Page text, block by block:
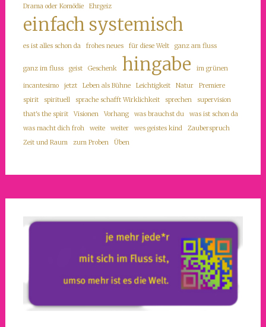
Drama oder Komödie Ehrgeiz
einfach systemisch
es ist alles schon da frohes neues für diese Welt ganz am fluss
ganz im fluss geist Geschenk hingabe im grünen
incantesimo jetzt Leben als Bühne Leichtigkeit Natur
Premiere
spirit
spirituell sprache schafft Wirklichkeit sprechen
supervision
that's the spirit
Visionen Vorhang was brauchst du
was ist schon da
was macht dich froh
weite weiter wes geistes kind
Zauberspruch
Zeit und Raum
zum Proben Üben